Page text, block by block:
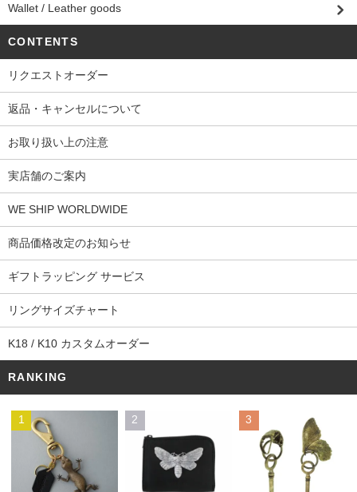
Wallet / Leather goods
CONTENTS
リクエストオーダー
返品・キャンセルについて
お取り扱い上の注意
実店舗のご案内
WE SHIP WORLDWIDE
商品価格改定のお知らせ
ギフトラッピング サービス
リングサイズチャート
K18 / K10 カスタムオーダー
RANKING
1 2 3